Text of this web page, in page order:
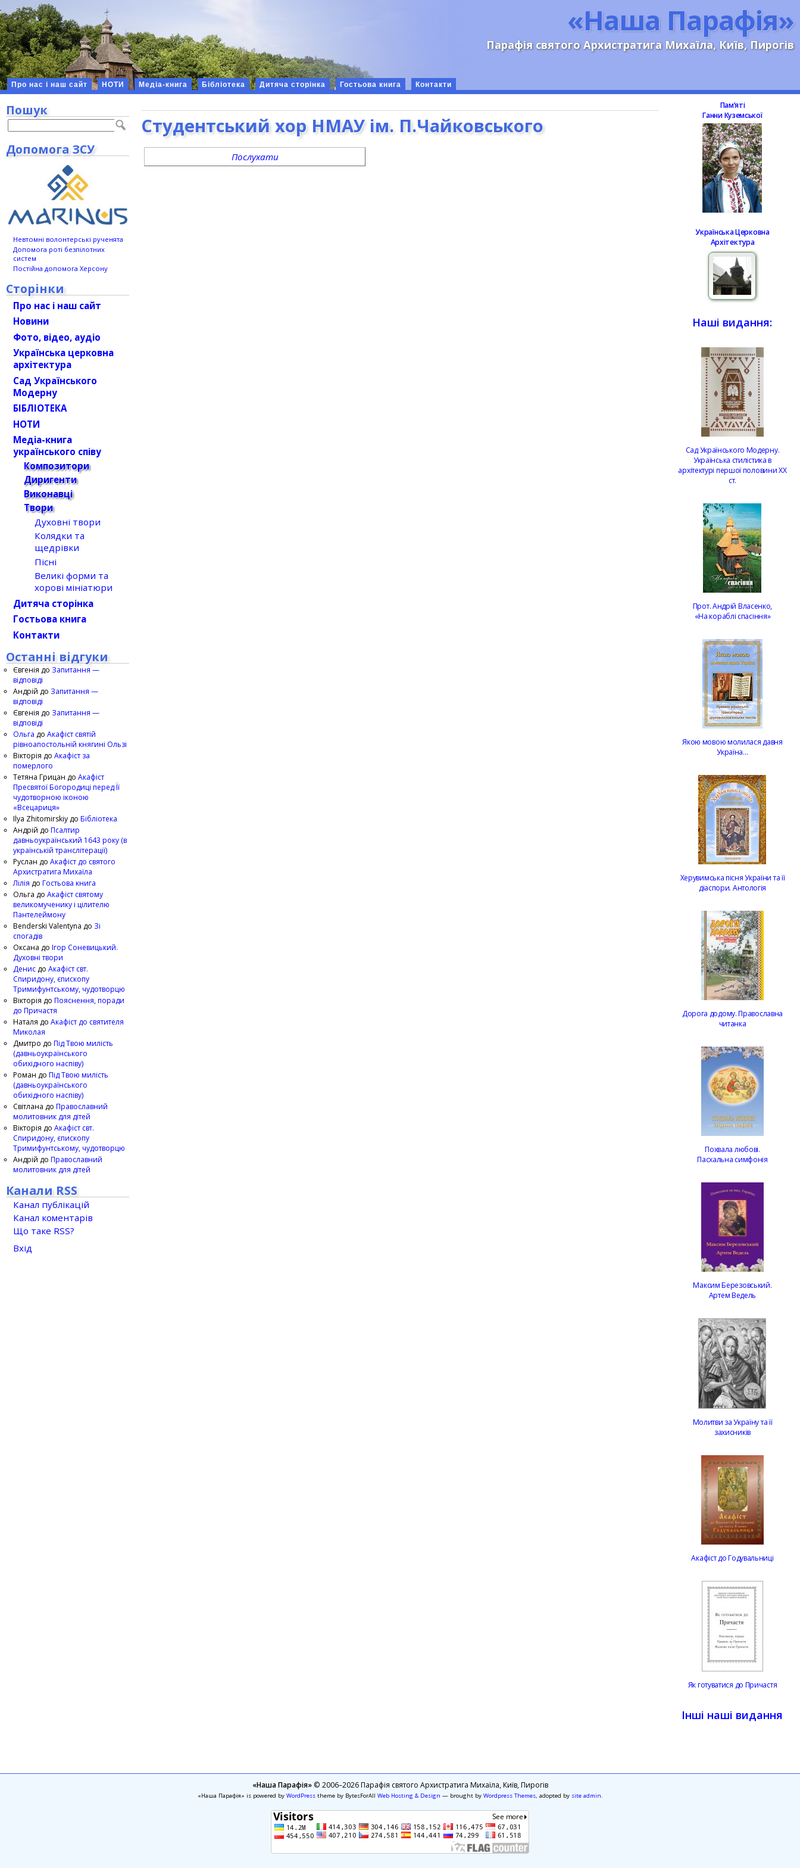
«Наша Парафія»
Парафія святого Архистратига Михаїла, Київ, Пирогів
Про нас і наш сайт НОТИ Медіа-книга Бібліотека Дитяча сторінка Гостьова книга Контакти
Студентський хор НМАУ ім. П.Чайковського
Послухати
Пошук
Допомога ЗСУ
Невтомні волонтерські рученята
Допомога роті безпілотних
систем
Постійна допомога Херсону
Сторінки
Про нас і наш сайт
Новини
Фото, відео, аудіо
Українська церковна
архітектура
Сад Українського
Модерну
БІБЛІОТЕКА
НОТИ
Медіа-книга
українського співу
Композитори
Диригенти
Виконавці
Твори
Духовні твори
Колядки та
щедрівки
Пісні
Великі форми та
хорові мініатюри
Дитяча сторінка
Гостьова книга
Контакти
Останні відгуки
Євгенія до Запитання —
відповіді
Андрій до Запитання —
відповіді
Євгенія до Запитання —
відповіді
Ольга до Акафіст святій
рівноапостольній княгині Ользі
Вікторія до Акафіст за
померлого
Тетяна Грицан до Акафіст
Пресвятої Богородиці перед Її
чудотворною іконою
«Всецариця»
Ilya Zhitomirskiy до Бібліотека
Андрій до Псалтир
давньоукраїнський 1643 року (в
українській транслітерації)
Руслан до Акафіст до святого
Архистратига Михаїла
Лілія до Гостьова книга
Ольга до Акафіст святому
великомученику і цілителю
Пантелеймону
Benderski Valentyna до Зі
спогадів
Оксана до Ігор Соневицький.
Духовні твори
Денис до Акафіст свт.
Спиридону, єпископу
Тримифунтському, чудотворцю
Вікторія до Пояснення, поради
до Причастя
Наталя до Акафіст до святителя
Миколая
Дмитро до Під Твою милість
(давньоукраїнського
обихідного наспіву)
Роман до Під Твою милість
(давньоукраїнського
обихідного наспіву)
Світлана до Православний
молитовник для дітей
Вікторія до Акафіст свт.
Спиридону, єпископу
Тримифунтському, чудотворцю
Андрій до Православний
молитовник для дітей
Канали RSS
Канал публікацій
Канал коментарів
Що таке RSS?
Вхід
Памʼяті
Ганни Куземської
Українська Церковна
Архітектура
Наші видання:
Сад Українського Модерну.
Українська стилістика в
архітектурі першої половини ХХ
ст.
Прот. Андрій Власенко,
«На кораблі спасіння»
Якою мовою молилася давня
Україна…
Херувимська пісня України та її
діаспори. Антологія
Дорога додому. Православна
читанка
Похвала любові.
Пасхальна симфонія
Максим Березовський.
Артем Ведель
Молитви за Україну та її
захисників
Акафіст до Годувальниці
Як готуватися до Причастя
Інші наші видання
«Наша Парафія»© 2006–2026 Парафія святого Архистратига Михаїла, Київ, Пирогів
«Наша Парафія» is powered by WordPresstheme by BytesForAll Web Hosting & Design — brought by Wordpress Themes, adopted by site admin.